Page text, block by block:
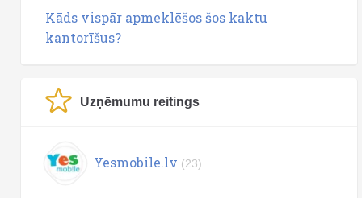
Kāds vispār apmeklēšos šos kaktu
kantorīšus?
Uzņēmumu reitings
Yesmobile.lv (23)